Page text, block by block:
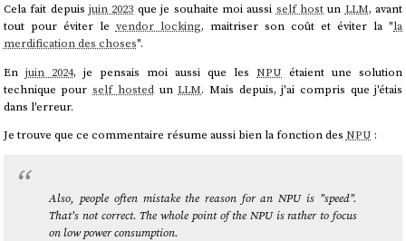
Cela fait depuis juin 2023 que je souhaite moi aussi self host un LLM, avant
tout pour éviter le vendor locking, maitriser son coût et éviter la "la
merdification des choses".
En juin 2024, je pensais moi aussi que lesNPU étaient une solution
technique pourself hostedunLLM. Mais depuis, j'ai compris que j'étais
dans l'erreur.
Je trouve que ce commentaire résume aussi bien la fonction des NPU :
Also, people often mistake the reason for an NPU is "speed".
That's not correct. The whole point of the NPU is rather to focus
on low power consumption.